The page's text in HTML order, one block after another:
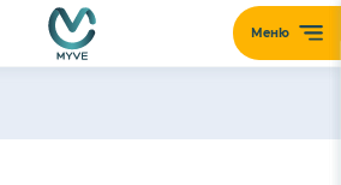
Меню